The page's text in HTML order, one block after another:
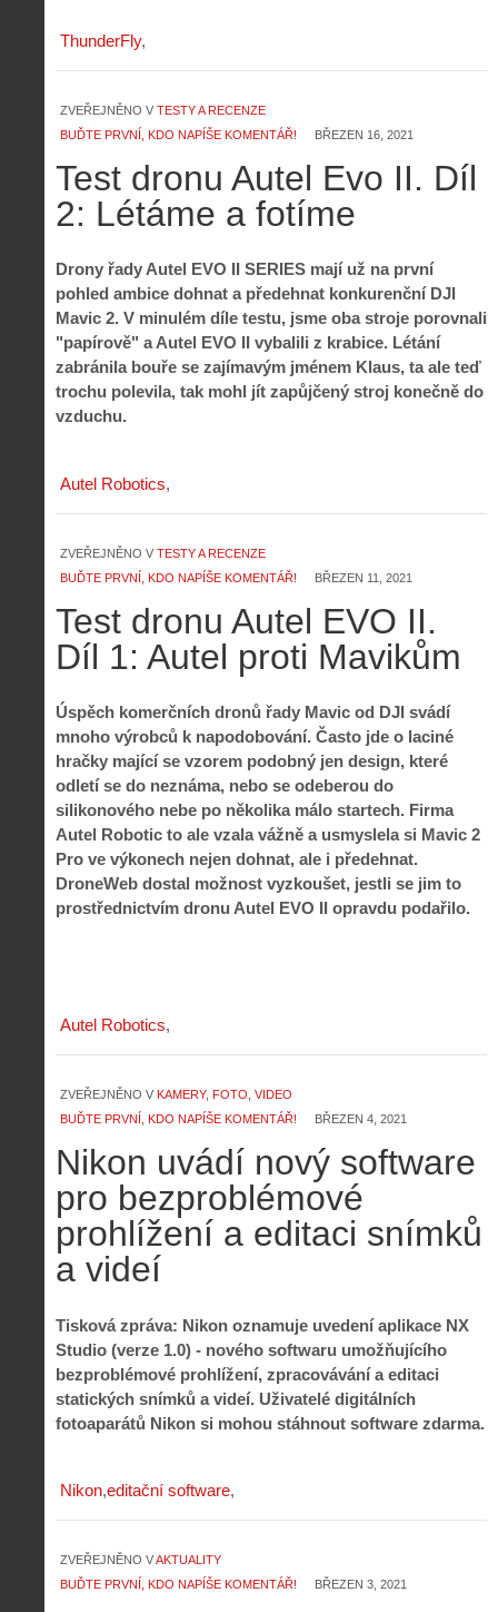
ThunderFly
ZVEŘEJNĚNO V TESTY A RECENZE
BUĎTE PRVNÍ, KDO NAPÍŠE KOMENTÁŘ!
BŘEZEN 16, 2021
Test dronu Autel Evo II. Díl
2: Létáme a fotíme
Drony řady Autel EVO II SERIES mají už na první
pohled ambice dohnat a předehnat konkurenční DJI
Mavic 2. V minulém díle testu, jsme oba stroje porovnali
"papírově" a Autel EVO II vybalili z krabice. Létání
zabránila bouře se zajímavým jménem Klaus, ta ale teď
trochu polevila, tak mohl jít zapůjčený stroj konečně do
vzduchu.
Autel Robotics
ZVEŘEJNĚNO V TESTY A RECENZE
BUĎTE PRVNÍ, KDO NAPÍŠE KOMENTÁŘ!
BŘEZEN 11, 2021
Test dronu Autel EVO II.
Díl 1: Autel proti Mavikům
Úspěch komerčních dronů řady Mavic od DJI svádí
mnoho výrobců k napodobování. Často jde o laciné
hračky mající se vzorem podobný jen design, které
odletí se do neznáma, nebo se odeberou do
silikonového nebe po několika málo startech. Firma
Autel Robotic to ale vzala vážně a usmyslela si Mavic 2
Pro ve výkonech nejen dohnat, ale i předehnat.
DroneWeb dostal možnost vyzkoušet, jestli se jim to
prostřednictvím dronu Autel EVO II opravdu podařilo.
Autel Robotics
ZVEŘEJNĚNO V KAMERY, FOTO, VIDEO
BUĎTE PRVNÍ, KDO NAPÍŠE KOMENTÁŘ!
BŘEZEN 4, 2021
Nikon uvádí nový software
pro bezproblémové
prohlížení a editaci snímků
a videí
Tisková zpráva: Nikon oznamuje uvedení aplikace NX
Studio (verze 1.0) - nového softwaru umožňujícího
bezproblémové prohlížení, zpracovávání a editaci
statických snímků a videí. Uživatelé digitálních
fotoaparátů Nikon si mohou stáhnout software zdarma.
Nikon editační software
ZVEŘEJNĚNO VAKTUALITY
BUĎTE PRVNÍ, KDO NAPÍŠE KOMENTÁŘ!
BŘEZEN 3, 2021